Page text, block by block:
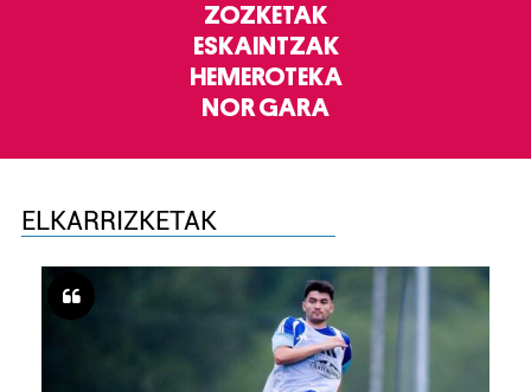
ZOZKETAK
ESKAINTZAK
HEMEROTEKA
NOR GARA
ELKARRIZKETAK